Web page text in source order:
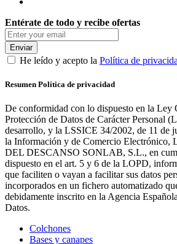
Entérate de todo y recibe ofertas
Enviar
He leído y acepto la Política de
Resumen Política de privacidad
De conformidad con lo dispuesto en la Ley
Protección de Datos de Carácter Personal
desarrollo, y la LSSICE 34/2002, de 11 de
la Información y de Comercio
DEL DESCANSO SONLAB, S.L., en
dispuesto en el art. 5 y 6 de la LOPD,
que faciliten o vayan a facilitar sus datos
incorporados en un fichero automatizado
debidamente inscrito en la Agencia
Datos.
Colchones
Bases y canapes